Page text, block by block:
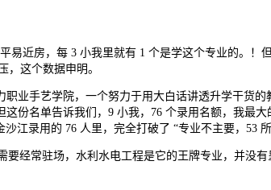
近房，每 3 小我里就有 1 个是学这个专业的。
，这个数据申明。
手艺学院，一个努力于用大白话讲透升学干货的
名单告诉我们，9 小我，76 个录用名额，我最
江录用的 76 人里，完全打破了 “专业不主要，53 所
常驻场，水利水电工程是它的王牌专业，并没有